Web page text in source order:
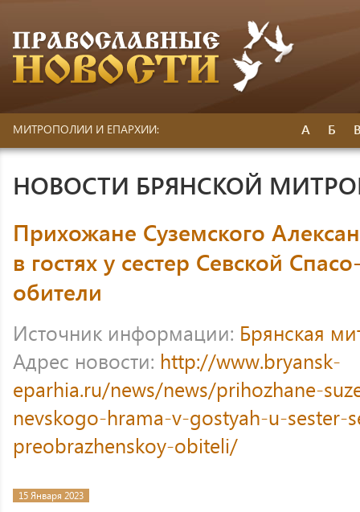
МИТРОПОЛИИ И ЕПАРХИИ: А Б
НОВОСТИ БРЯНСКОЙ
Прихожане Суземского
в гостях у сестер Севской
обители
Источник информации: Брянская
Адрес новости: http://www.bryansk-
eparhia.ru/news/news/prihozhane-
nevskogo-hrama-v-gostyah-u-sester-
preobrazhenskoy-obiteli/
15 Января 2023